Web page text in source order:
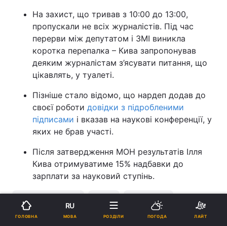
На захист, що тривав з 10:00 до 13:00,
пропускали не всіх журналістів. Під час
перерви між депутатом і ЗМІ виникла
коротка перепалка – Кива запропонував
деяким журналістам з’ясувати питання, що
цікавлять, у туалеті.
Пізніше стало відомо, що нардеп додав до
своєї роботи довідки з підробленими
підписами і вказав на наукові конференції, у
яких не брав участі.
Після затвердження МОН результатів Ілля
Кива отримуватиме 15% надбавки до
зарплати за науковий ступінь.
Верховна Рада Ілля Кива
ГОЛОВНА
RU
МОВА РОЗДІЛИ ПОГОДА ЛАЙТ